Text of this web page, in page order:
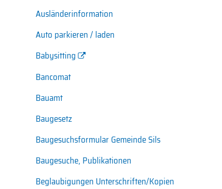
Ausländerinformation
Auto parkieren / laden
Babysitting
Bancomat
Bauamt
Baugesetz
Baugesuchsformular Gemeinde Sils
Baugesuche, Publikationen
Beglaubigungen Unterschriften/Kopien